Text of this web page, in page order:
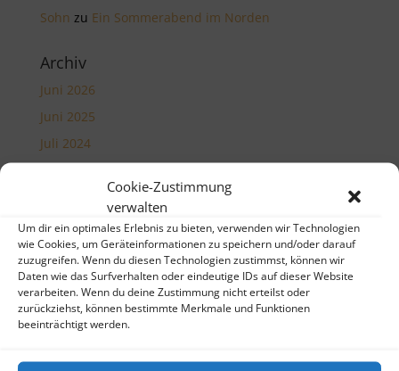
Cookie-Zustimmung
verwalten
Um dir ein optimales Erlebnis zu bieten, verwenden wir Technologien
wie Cookies, um Geräteinformationen zu speichern und/oder darauf
zuzugreifen. Wenn du diesen Technologien zustimmst, können wir
Daten wie das Surfverhalten oder eindeutige IDs auf dieser Website
verarbeiten. Wenn du deine Zustimmung nicht erteilst oder
zurückziehst, können bestimmte Merkmale und Funktionen
beeinträchtigt werden.
Sohn zu Ein Sommerabend im Norden
Archiv
Juni 2026
Juni 2025
Juli 2024
Februar 2024
November 2023
Oktober 2023
April 2023
Februar 2022
Januar 2022
September 2021